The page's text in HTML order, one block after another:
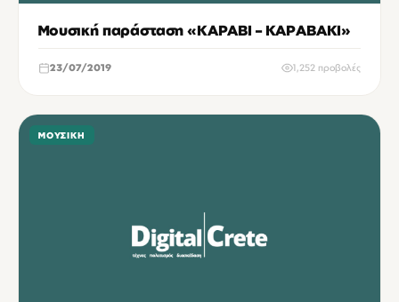
Μουσική παράσταση «ΚΑΡΑΒΙ – ΚΑΡΑΒΑΚΙ»
23/07/2019 1,252 προβολές
ΜΟΥΣΙΚΉ